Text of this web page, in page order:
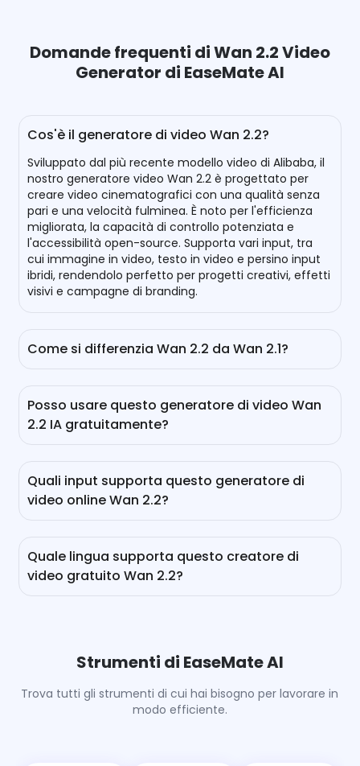
Domande frequenti di Wan 2.2 Video
Generator di EaseMate AI
Cos'è il generatore di video Wan 2.2?
Sviluppato dal più recente modello video di Alibaba, il
nostro generatore video Wan 2.2 è progettato per
creare video cinematografici con una qualità senza
pari e una velocità fulminea. È noto per l'efficienza
migliorata, la capacità di controllo potenziata e
l'accessibilità open-source. Supporta vari input, tra
cui immagine in video, testo in video e persino input
ibridi, rendendolo perfetto per progetti creativi, effetti
visivi e campagne di branding.
Come si differenzia Wan 2.2 da Wan 2.1?
architettura di modello aggiornata. Presenta anche
un'integrazione migliorata con il Video Animation
source, Wan 2.2 consuma meno risorse pur
raggiungendo output di qualità superiore.
Posso usare questo generatore di video Wan
2.2 IA gratuitamente?
ogni giorno o passare a un piano più avanzato.
Quali input supporta questo generatore di
video online Wan 2.2?
una combinazione dei due.
Quale lingua supporta questo creatore di
video gratuito Wan 2.2?
Strumenti di EaseMate AI
Trova tutti gli strumenti di cui hai bisogno per lavorare in
modo efficiente.